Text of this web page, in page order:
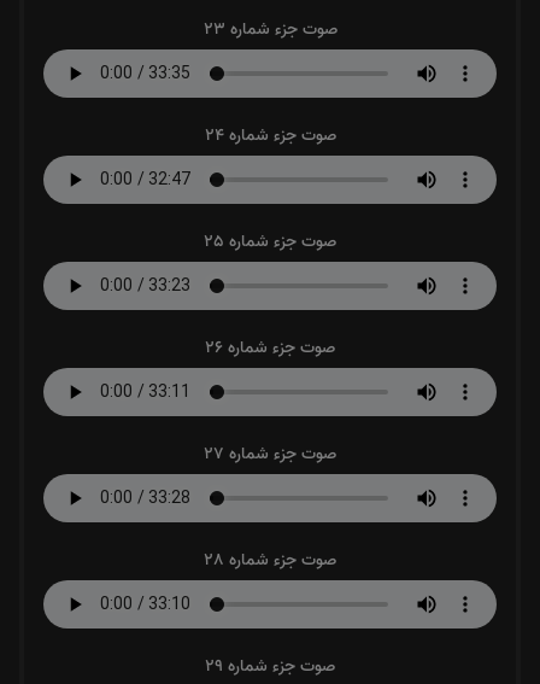
صوت جزء شماره 23
صوت جزء شماره 24
صوت جزء شماره 25
صوت جزء شماره 26
صوت جزء شماره 27
صوت جزء شماره 28
صوت جزء شماره 29